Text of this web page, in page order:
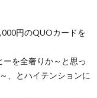
円のQUOカードを
を全奢りか～と思っ
、とハイテンションに